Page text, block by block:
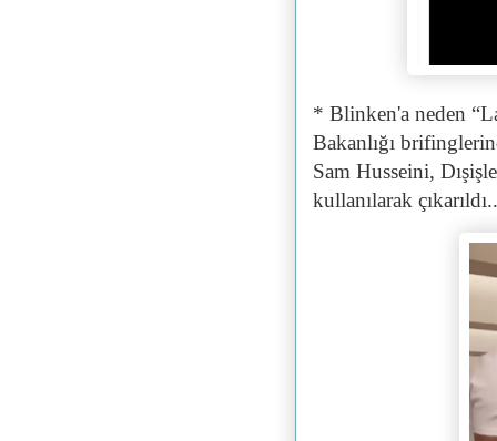
* Blinken'a neden
Bakanlığı
Sam Husseini,
kullanılarak